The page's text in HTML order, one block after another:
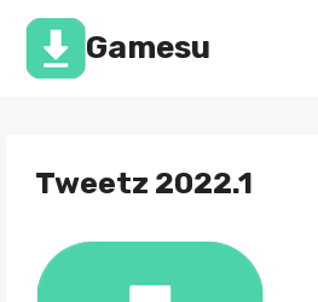
Перейти
содержимомуGamesu
Tweetz 2022.1